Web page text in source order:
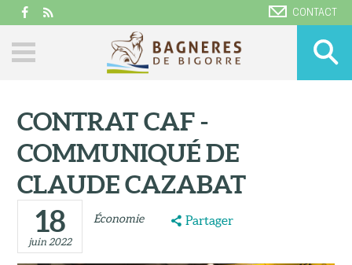
CONTACT
CONTRAT CAF -
COMMUNIQUÉ DE
CLAUDE CAZABAT
18
juin 2022
Économie Partager